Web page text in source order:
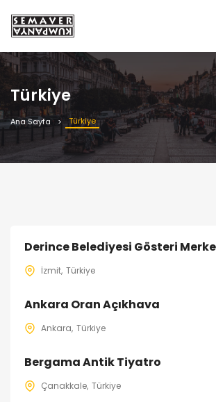
Türkiye
Ana Sayfa Türkiye
Derince Belediyesi Gösteri
İzmit Türkiye
Ankara Oran Açıkhava
Ankara Türkiye
Bergama Antik Tiyatro
Çanakkale Türkiye